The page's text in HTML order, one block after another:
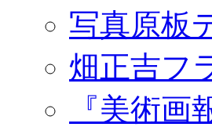
写真原板
畑正吉フ
『美術